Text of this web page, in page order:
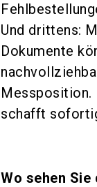
Und drittens:
Dokumente
Messposition.
schafft
Wo sehen